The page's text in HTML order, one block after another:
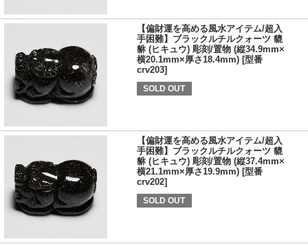
【偏財運を高める風水アイテム/超入
手困難】ブラックルチルクォーツ 貔
貅 (ヒキュウ) 彫刻/置物 (縦34.9mm×
横20.1mm×厚さ18.4mm) [型番
crv203]
SOLD OUT
【偏財運を高める風水アイテム/超入
手困難】ブラックルチルクォーツ 貔
貅 (ヒキュウ) 彫刻/置物 (縦37.4mm×
横21.1mm×厚さ19.9mm) [型番
crv202]
SOLD OUT